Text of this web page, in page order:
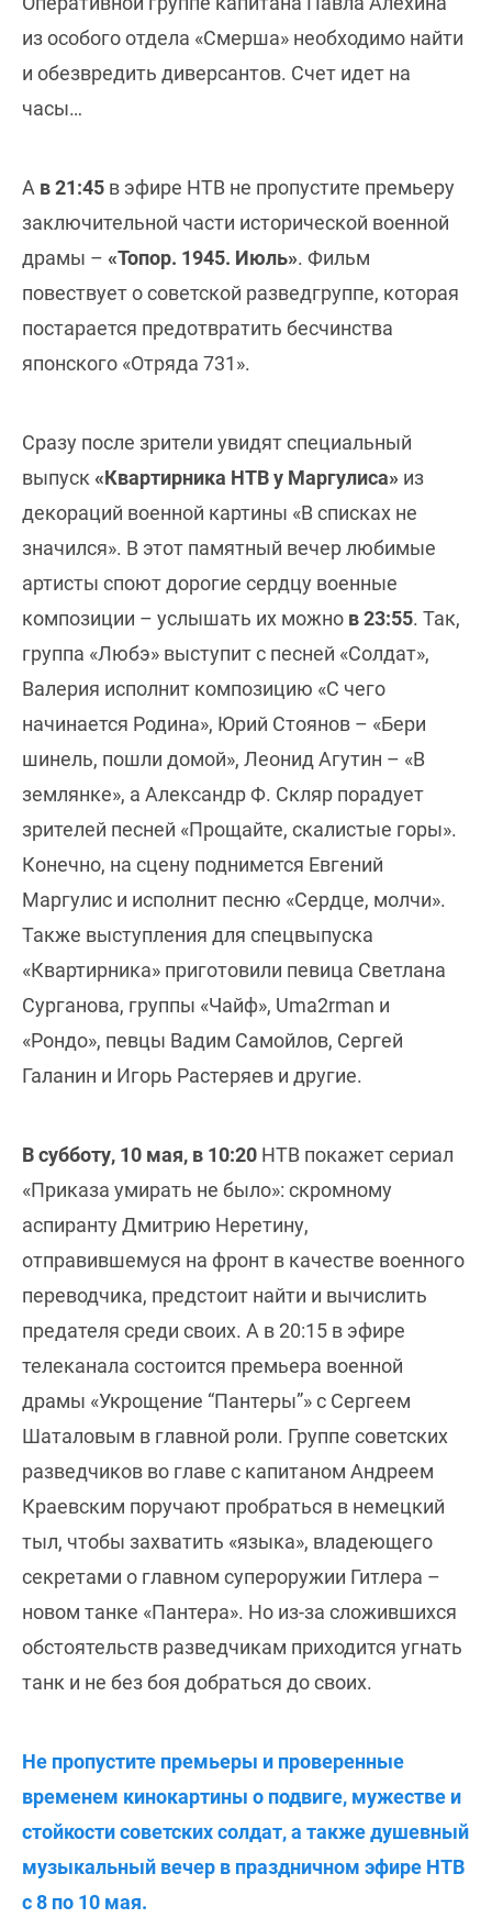
из особого отдела «Смерша» необходимо найти
и обезвредить диверсантов. Счет идет на
часы…
А в 21:45 в эфире НТВ не пропустите премьеру
заключительной части исторической военной
драмы – «Топор. 1945. Июль». Фильм
повествует о советской разведгруппе, которая
постарается предотвратить бесчинства
японского «Отряда 731».
Сразу после зрители увидят специальный
выпуск «Квартирника НТВ у Маргулиса» из
декораций военной картины «В списках не
значился». В этот памятный вечер любимые
артисты споют дорогие сердцу военные
композиции – услышать их можно в 23:55. Так,
группа «Любэ» выступит с песней «Солдат»,
Валерия исполнит композицию «С чего
начинается Родина», Юрий Стоянов – «Бери
шинель, пошли домой», Леонид Агутин – «В
землянке», а Александр Ф. Скляр порадует
зрителей песней «Прощайте, скалистые горы».
Конечно, на сцену поднимется Евгений
Маргулис и исполнит песню «Сердце, молчи».
Также выступления для спецвыпуска
«Квартирника» приготовили певица Светлана
Сурганова, группы «Чайф», Uma2rman и
«Рондо», певцы Вадим Самойлов, Сергей
Галанин и Игорь Растеряев и другие.
В субботу, 10 мая, в 10:20 НТВ покажет сериал
«Приказа умирать не было»: скромному
аспиранту Дмитрию Неретину,
отправившемуся на фронт в качестве военного
переводчика, предстоит найти и вычислить
предателя среди своих. А в 20:15 в эфире
телеканала состоится премьера военной
драмы «Укрощение “Пантеры”» с Сергеем
Шаталовым в главной роли. Группе советских
разведчиков во главе с капитаном Андреем
Краевским поручают пробраться в немецкий
тыл, чтобы захватить «языка», владеющего
секретами о главном супероружии Гитлера –
новом танке «Пантера». Но из-за сложившихся
обстоятельств разведчикам приходится угнать
танк и не без боя добраться до своих.
Не пропустите премьеры и проверенные
временем кинокартины о подвиге, мужестве и
стойкости советских солдат, а также душевный
музыкальный вечер в праздничном эфире НТВ
с 8 по 10 мая.